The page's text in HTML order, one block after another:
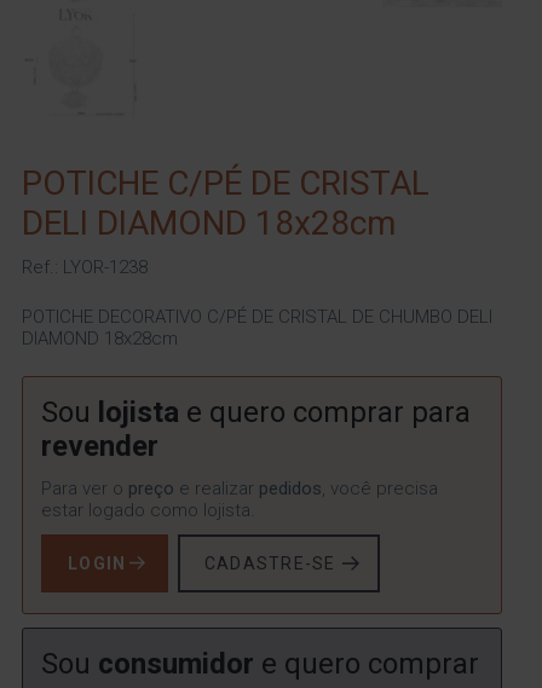
POTICHE C/PÉ DE CRISTAL
DELI DIAMOND 18x28cm
Ref.: LYOR-1238
POTICHE DECORATIVO C/PÉ DE CRISTAL DE CHUMBO DELI
DIAMOND 18x28cm
Sou lojista e quero comprar para
revender
Para ver o preço e realizar pedidos, você precisa
estar logado como lojista.
LOGIN CADASTRE-SE
Sou consumidor e quero comprar